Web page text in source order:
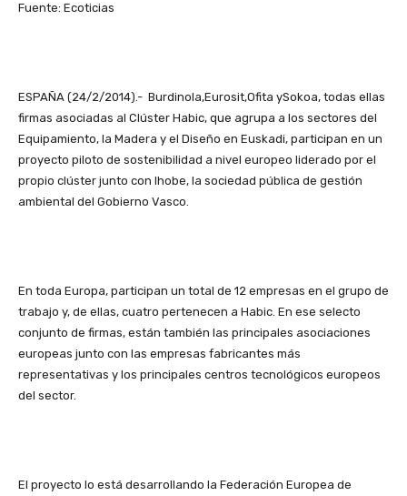
Fuente: Ecoticias
ESPAÑA (24/2/2014).- Burdinola,Eurosit,Ofita ySokoa, todas ellas
firmas asociadas al Clúster Habic, que agrupa a los sectores del
Equipamiento, la Madera y el Diseño en Euskadi, participan en un
proyecto piloto de sostenibilidad a nivel europeo liderado por el
propio clúster junto con Ihobe, la sociedad pública de gestión
ambiental del Gobierno Vasco.
En toda Europa, participan un total de 12 empresas en el grupo de
trabajo y, de ellas, cuatro pertenecen a Habic. En ese selecto
conjunto de firmas, están también las principales asociaciones
europeas junto con las empresas fabricantes más
representativas y los principales centros tecnológicos europeos
del sector.
El proyecto lo está desarrollando la Federación Europea de